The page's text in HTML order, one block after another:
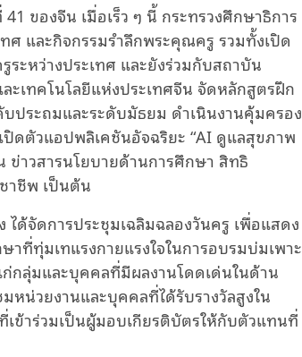
ของจีน เมื่อเร็ว ๆ นี้ กระทรวงศึกษาธิการ
ศ และกิจกรรมรำลึกพระคุณครู รวมทั้งเปิด
ระหว่างประเทศ และยังร่วมกับสถาบัน
เทคโนโลยีแห่งประเทศจีน จัดหลักสูตรฝึก
ประถมและระดับมัธยม ดำเนินงานคุ้มครอง
ดตัวแอปพลิเคชันอัจฉริยะ “AI ดูแลสุขภาพ
ข่าวสารนโยบายด้านการศึกษา สิทธิ
าชีพ เป็นต้น
ด้จัดการประชุมเฉลิมฉลองวันครู เพื่อแสดง
ที่ทุ่มเทแรงกายแรงใจในการอบรมบ่มเพาะ
กลุ่มและบุคคลที่มีผลงานโดดเด่นในด้าน
หน่วยงานและบุคคลที่ได้รับรางวัลสูงใน
ข้าร่วมเป็นผู้มอบเกียรติบัตรให้กับตัวแทนที่